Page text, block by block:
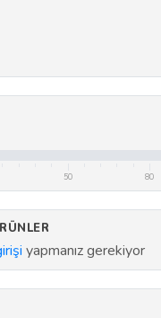
50 80
yapmanız gerekiyor